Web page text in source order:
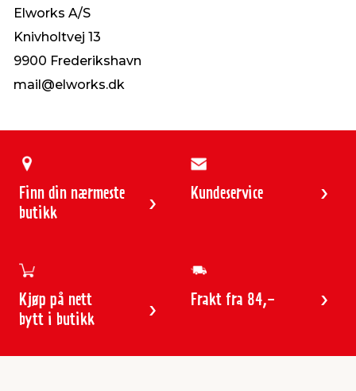
Elworks A/S
Knivholtvej 13
9900 Frederikshavn
mail@elworks.dk
Finn din nærmeste
butikk
Kundeservice
Kjøp på nett
bytt i butikk
Frakt fra 84,-